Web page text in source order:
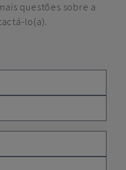
questões sobre a
lo(a).